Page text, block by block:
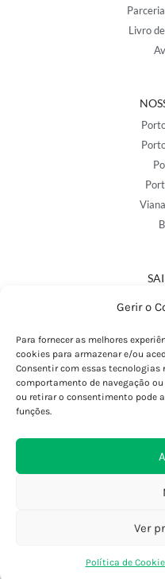
Gerir o
Para fornecer as melhores
cookies para armazenar e/ou
Consentir com essas
comportamento de navegação
ou retirar o consentimento pode
funções.
Ver
Política de
Livro
Política